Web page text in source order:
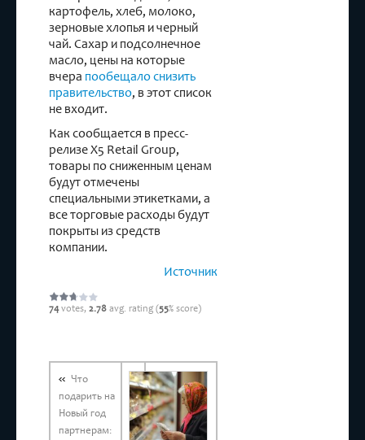
картофель, хлеб, молоко,
зерновые хлопья и черный
чай. Сахар и подсолнечное
масло, цены на которые
вчера пообещало снизить
правительство, в этот список
не входит.
Как сообщается в пресс-
релизе X5 Retail Group,
товары по сниженным ценам
будут отмечены
специальными этикетками, а
все торговые расходы будут
покрыты из средств
компании.
Источник
74votes, 2.78 avg. rating (55% score)
Что
подарить на
Новый год
партнерам: